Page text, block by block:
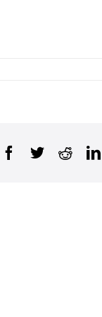
Facebook
TwitterReddit